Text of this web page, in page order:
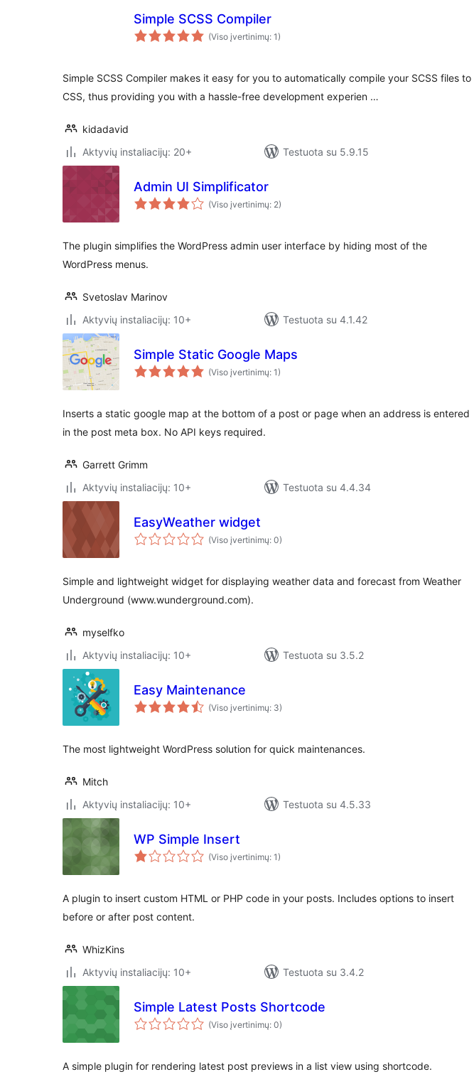
Simple SCSS Compiler
(Viso įvertinimų: 1)
Simple SCSS Compiler makes it easy for you to automatically compile your SCSS files to
CSS, thus providing you with a hassle-free development experien …
kidadavid
Aktyvių instaliacijų: 20+
Testuota su 5.9.15
Admin UI Simplificator
(Viso įvertinimų: 2)
The plugin simplifies the WordPress admin user interface by hiding most of the
WordPress menus.
Svetoslav Marinov
Aktyvių instaliacijų: 10+
Testuota su 4.1.42
Simple Static Google Maps
(Viso įvertinimų: 1)
Inserts a static google map at the bottom of a post or page when an address is entered
in the post meta box. No API keys required.
Garrett Grimm
Aktyvių instaliacijų: 10+
Testuota su 4.4.34
EasyWeather widget
(Viso įvertinimų: 0)
Simple and lightweight widget for displaying weather data and forecast from Weather
Underground (www.wunderground.com).
myselfko
Aktyvių instaliacijų: 10+
Testuota su 3.5.2
Easy Maintenance
(Viso įvertinimų: 3)
The most lightweight WordPress solution for quick maintenances.
Mitch
Aktyvių instaliacijų: 10+
Testuota su 4.5.33
WP Simple Insert
(Viso įvertinimų: 1)
A plugin to insert custom HTML or PHP code in your posts. Includes options to insert
before or after post content.
WhizKins
Aktyvių instaliacijų: 10+
Testuota su 3.4.2
Simple Latest Posts Shortcode
(Viso įvertinimų: 0)
A simple plugin for rendering latest post previews in a list view using shortcode.